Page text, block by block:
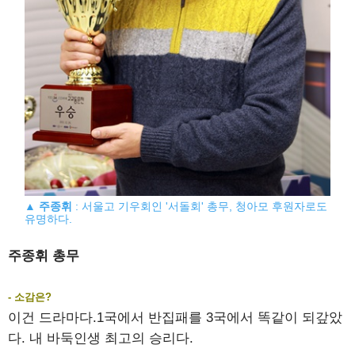
▲ 주종휘 : 서울고 기우회인 '서돌회' 총무, 청아모 후원자로도
유명하다.
주종휘 총무
- 소감은?
이건 드라마다.1국에서 반집패를 3국에서 똑같이 되갚았
다. 내 바둑인생 최고의 승리다.